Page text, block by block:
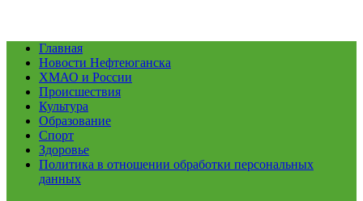
Главная
Новости Нефтеюганска
ХМАО и России
Происшествия
Культура
Образование
Спорт
Здоровье
Политика в отношении обработки персональных
данных